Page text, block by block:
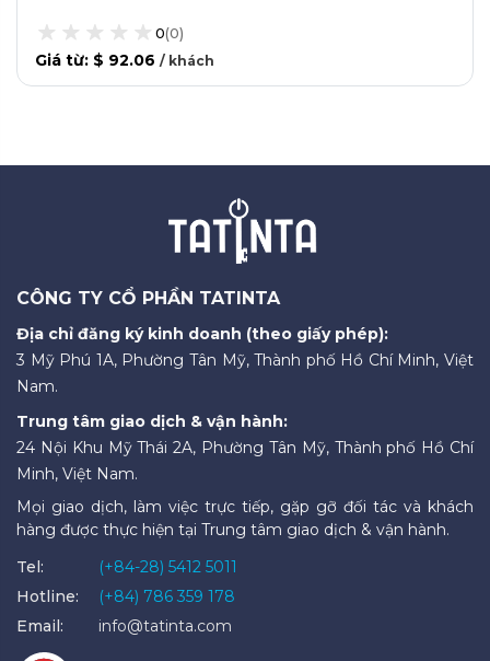
0(0)
Giá từ: $ 92.06 / khách
CÔNG TY CỔ PHẦN TATINTA
Địa chỉ đăng ký kinh doanh (theo giấy phép):
3 Mỹ Phú 1A, Phường Tân Mỹ, Thành phố Hồ Chí Minh, Việt
Nam.
Trung tâm giao dịch & vận hành:
24 Nội Khu Mỹ Thái 2A, Phường Tân Mỹ, Thành phố Hồ Chí
Minh, Việt Nam.
Mọi giao dịch, làm việc trực tiếp, gặp gỡ đối tác và khách
hàng được thực hiện tại Trung tâm giao dịch & vận hành.
Tel:
(+84-28) 5412 5011
Hotline:
(+84) 786 359 178
Email:
info@tatinta.com